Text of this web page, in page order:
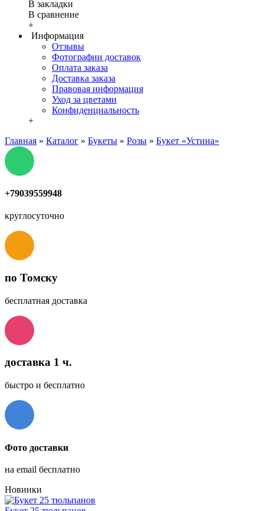
В закладки
В сравнение
+
Информация
Отзывы
Фотографии доставок
Оплата заказа
Доставка заказа
Правовая информация
Уход за цветами
Конфиденциальность
+
Главная » Каталог » Букеты » Розы » Букет «Устина»
+79039559948
круглосуточно
по Томску
бесплатная доставка
доставка 1 ч.
быстро и бесплатно
Фото доставки
на email бесплатно
Новинки